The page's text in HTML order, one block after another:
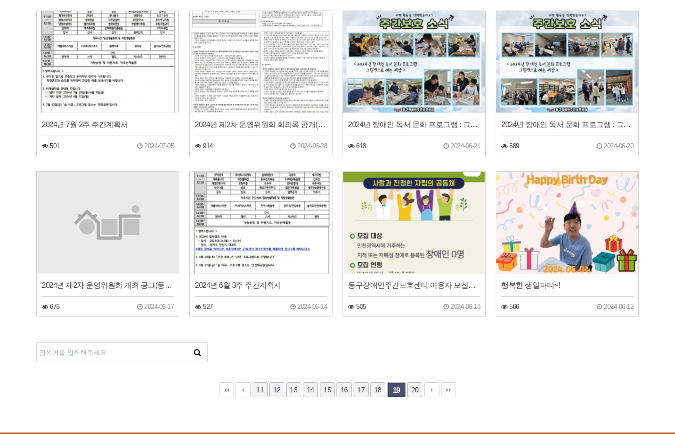
2024년 7월 2주 주간계획서
501 2024-07-05
2024년 제2차 운영위원회 회의록 공개(동구장애인주간보호센터)
914 2024-06-28
2024년 장애인 독서 문화 프로그램 : 그림책으로 여는 세상
618 2024-06-21
2024년 장애인 독서 문화 프로그램 : 그림책으로 여는 세상
589 2024-06-20
2024년 제2차 운영위원회 개최 공고(동구장애인주간보호센터)
676 2024-06-17
2024년 6월 3주 주간계획서
527 2024-06-14
동구장애인주간보호센터 이용자 모집안내
505 2024-06-13
행복한 생일파티~!
566 2024-06-12
11 12 13 14 15 16 17 18 19 20